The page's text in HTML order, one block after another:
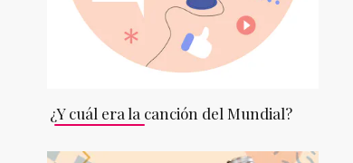
¿Y cuál era la canción del Mundial?